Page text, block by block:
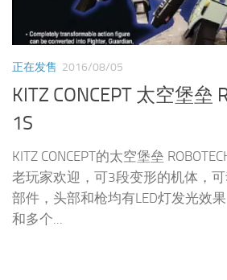
正在发售 2016/08/05
KITZ CONCEPT 太空堡垒
1S
KITZ CONCEPT的太空堡垒
老玩家欢迎，可3段变形的机体，
部件，头部和枪均有LED灯发光效
和多个...